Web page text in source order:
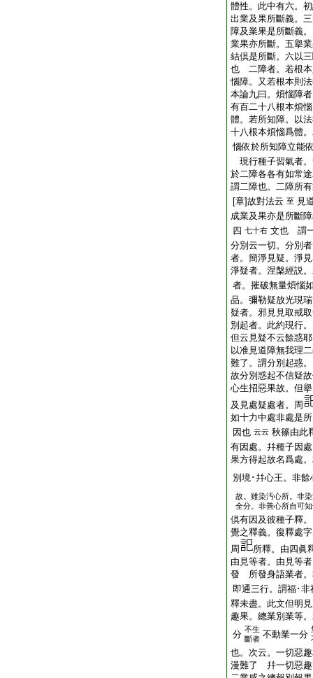
體性。此中有六。
出業及果所斷義。
障及業果是所斷義
業果亦所斷。五擧
結倶是所斷。六以
也 二障者。若根本
惱障。又若根本則
本論九曰。煩惱障
有百二十八根本煩
體。若所知障。以
十八根本煩惱爲體
惱依於所知障立能
現行種子習氣者
於二障各各有如常
謂二障也。二障所
[章]故對法云 至 見
成業及果亦是所斷
四 七十右 文也 謂
分別云一切。分別
者。簡淨見疑。淨
淨疑者。涅槃經説
者。摧破無量煩惱
品。彌勒疑放光現
疑者。邪見見取戒
別起者。此約現行
但云見疑不云餘惑
以准見道障無我理
難了。謂分別起惑
故分別惑起不信疑
心生招惡果故。但
及見處疑處者。周
如十力中處非處是
因也 云云 秋篠由此
有因處。幷種子因
果方得起故名爲處
別境･幷心王。非餘
故。雖染汚心所。非
全分。非善心所自可
倶有因及彼種子釋
覺之釋義。復釋處
周
所釋。由四
由見等者。由見等
發 所發身語業者。
即通三行。謂福･
釋未盡。此文但明
趣果。總業別業等
分 不生
斷者 不動業一分
也。次云。一切惡
漫難了 幷一切惡趣